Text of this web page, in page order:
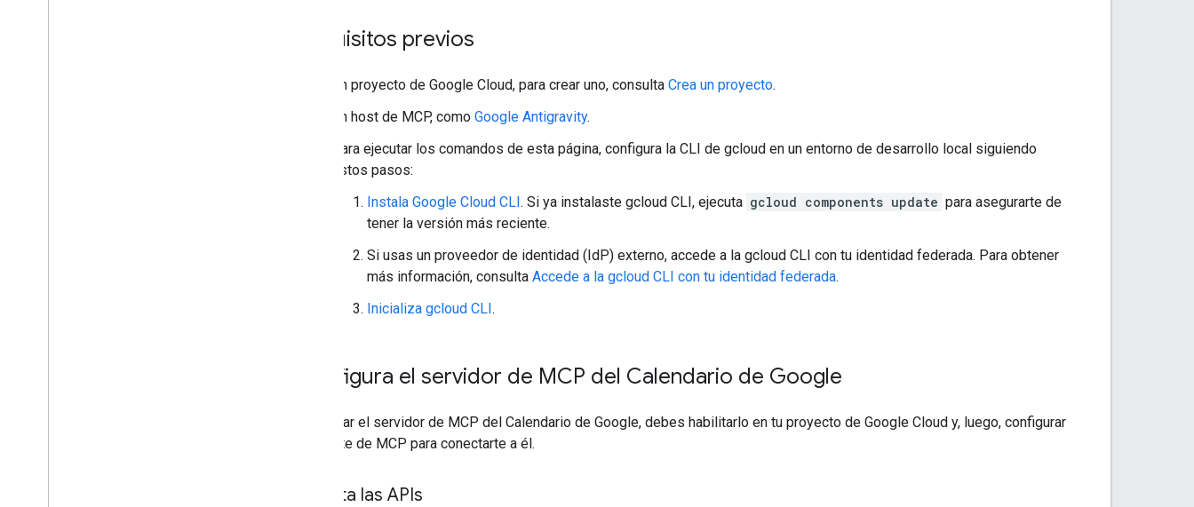
Requisitos previos
Un proyecto de Google Cloud, para crear uno, consulta Crea un proyecto.
Un host de MCP, como Google Antigravity.
Para ejecutar los comandos de esta página, configura la CLI de gcloud en un entorno de desarrollo local siguiendo
estos pasos:
Instala Google Cloud CLI. Si ya instalaste gcloud CLI, ejecuta gcloud components update para asegurarte de
tener la versión más reciente.
Si usas un proveedor de identidad (IdP) externo, accede a la gcloud CLI con tu identidad federada. Para obtener
más información, consulta Accede a la gcloud CLI con tu identidad federada.
Inicializa gcloud CLI.
Configura el servidor de MCP del Calendario de Google
Para usar el servidor de MCP del Calendario de Google, debes habilitarlo en tu proyecto de Google Cloud y, luego, configurar
tu cliente de MCP para conectarte a él.
Habilita las APIs